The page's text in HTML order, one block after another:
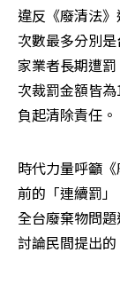
違反《廢清法
次數最多分別
家業者長期遭
次裁罰金額皆
負起清除責任。
時代力量呼籲
前的「連續罰
全台廢棄物問
討論民間提出